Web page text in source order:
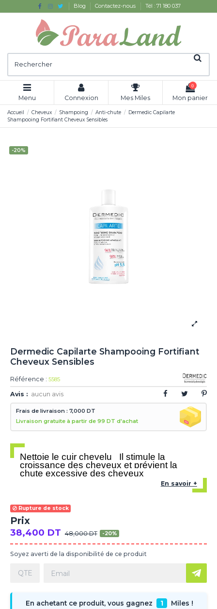
Blog Contactez-nous Tél : 71 180 037
Menu Connexion Mes Miles
0
Mon panier
Accueil Cheveux Shampoing Anti-chute
Dermedic Capilarte
Shampooing Fortifiant Cheveux Sensibles
-20%
Dermedic Capilarte Shampooing Fortifiant
Cheveux Sensibles
Référence : 5585
Avis : aucun avis
Frais de livraison : 7,000 DT
Livraison gratuite à partir de 99 DT d'achat
Nettoie le cuir chevelu
Il stimule la
croissance des cheveux et prévient la
chute excessive des cheveux
En savoir +
Rupture de stock
Prix
38,400 DT 48,000 DT -20%
Soyez averti de la disponibilité de ce produit
En achetant ce produit, vous gagnez 1 Miles !